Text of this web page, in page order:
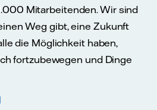
Mitarbeitenden. Wir sind
Weg gibt, eine Zukunft
die Möglichkeit haben,
fortzubewegen und Dinge